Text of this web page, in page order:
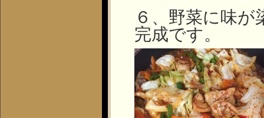
６、野菜に味
完成です。